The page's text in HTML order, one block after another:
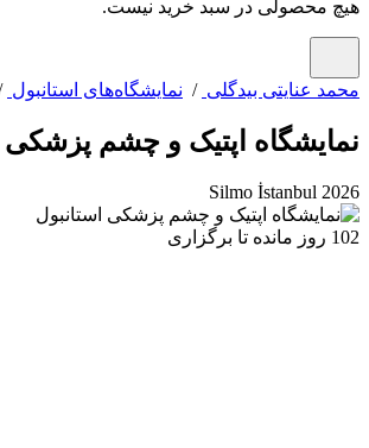
هیچ محصولی در سبد خرید نیست.
محمد عنایتی بیدگلی / نمایشگاه‌های استانبول
نمایشگاه اپتیک و چشم پزشکی
Silmo İstanbul 2026
102 روز مانده تا برگزاری